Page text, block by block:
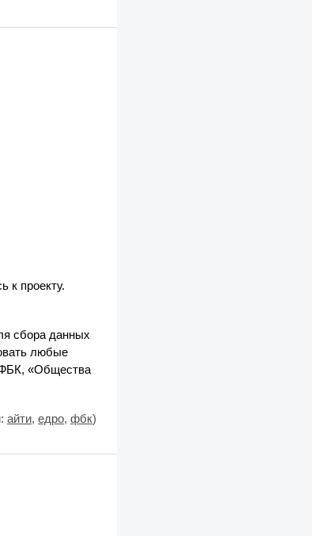
к проекту.
сбора данных
любые
ФБК, «Общества
айти, едро, фбк)